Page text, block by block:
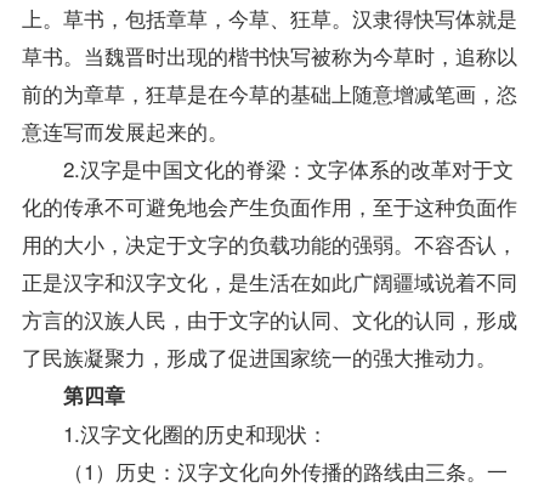
上。草书，包括章草，今草、狂草。汉隶得快写体就是
草书。当魏晋时出现的楷书快写被称为今草时，追称以
前的为章草，狂草是在今草的基础上随意增减笔画，恣
意连写而发展起来的。
2.汉字是中国文化的脊梁：文字体系的改革对于文
化的传承不可避免地会产生负面作用，至于这种负面作
用的大小，决定于文字的负载功能的强弱。不容否认，
正是汉字和汉字文化，是生活在如此广阔疆域说着不同
方言的汉族人民，由于文字的认同、文化的认同，形成
了民族凝聚力，形成了促进国家统一的强大推动力。
第四章
1.汉字文化圈的历史和现状：
（1）历史：汉字文化向外传播的路线由三条。一